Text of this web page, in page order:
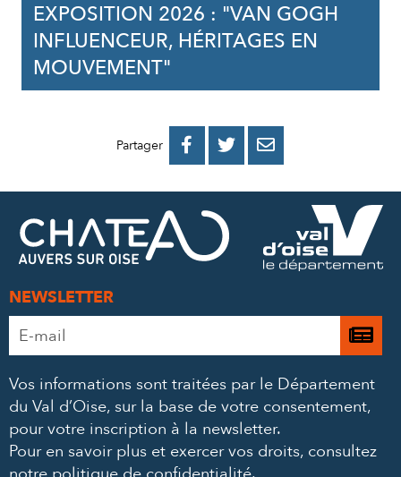
EXPOSITION 2026 : "VAN GOGH
INFLUENCEUR, HÉRITAGES EN
MOUVEMENT"
Partager 
PARTAGER
FACEBOOK
PARTAGER
PARTAGER
MAIL
NEWSLETTER
Adresse
e-
*
Je
à
Vos informations sont traitées par le Département
du Val d’Oise, sur la base de votre consentement,
pour votre inscription à la newsletter.
Pour en savoir plus et exercer vos droits, consultez